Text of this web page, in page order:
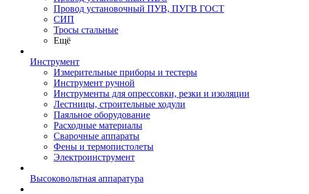
Провод установочный ПУВ, ПУГВ ГОСТ
СИП
Тросы стальные
Ещё
Инструмент
Измерительные приборы и тестеры
Инструмент ручной
Инструменты для опрессовки, резки и изоляции
Лестницы, строительные ходули
Паяльное оборудование
Расходные материалы
Сварочные аппараты
Фены и термопистолеты
Электроинструмент
Высоковольтная аппаратура